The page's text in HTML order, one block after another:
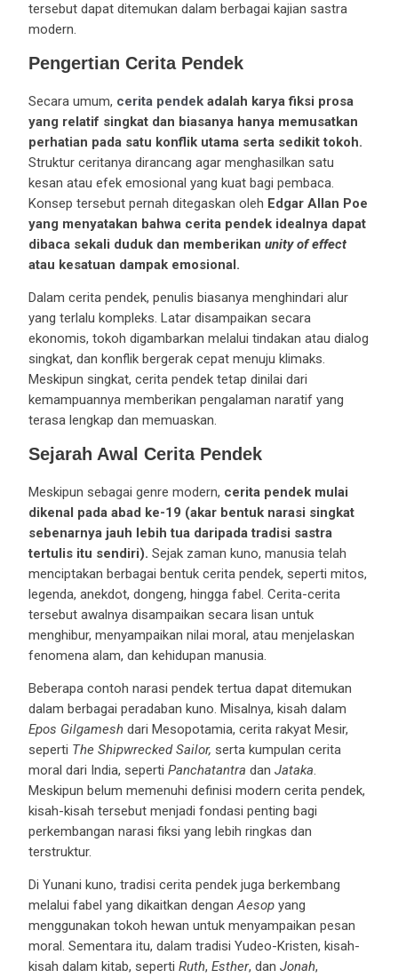
tersebut dapat ditemukan dalam berbagai kajian sastra
modern.
Pengertian Cerita Pendek
Secara umum, cerita pendekadalah karya fiksi prosa
yang relatif singkat dan biasanya hanya memusatkan
perhatian pada satu konflik utama serta sedikit tokoh.
Struktur ceritanya dirancang agar menghasilkan satu
kesan atau efek emosional yang kuat bagi pembaca.
Konsep tersebut pernah ditegaskan oleh Edgar Allan Poe
yang menyatakan bahwa cerita pendek idealnya dapat
dibaca sekali duduk dan memberikan unity of effect
atau kesatuan dampak emosional.
Dalam cerita pendek, penulis biasanya menghindari alur
yang terlalu kompleks. Latar disampaikan secara
ekonomis, tokoh digambarkan melalui tindakan atau dialog
singkat, dan konflik bergerak cepat menuju klimaks.
Meskipun singkat, cerita pendek tetap dinilai dari
kemampuannya memberikan pengalaman naratif yang
terasa lengkap dan memuaskan.
Sejarah Awal Cerita Pendek
Meskipun sebagai genre modern, cerita pendek mulai
dikenal pada abad ke-19 (akar bentuk narasi singkat
sebenarnya jauh lebih tua daripada tradisi sastra
tertulis itu sendiri). Sejak zaman kuno, manusia telah
menciptakan berbagai bentuk cerita pendek, seperti mitos,
legenda, anekdot, dongeng, hingga fabel. Cerita-cerita
tersebut awalnya disampaikan secara lisan untuk
menghibur, menyampaikan nilai moral, atau menjelaskan
fenomena alam, dan kehidupan manusia.
Beberapa contoh narasi pendek tertua dapat ditemukan
dalam berbagai peradaban kuno. Misalnya, kisah dalam
Epos Gilgameshdari Mesopotamia, cerita rakyat Mesir,
seperti The Shipwrecked Sailor, serta kumpulan cerita
moral dari India, seperti Panchatantra dan Jataka.
Meskipun belum memenuhi definisi modern cerita pendek,
kisah-kisah tersebut menjadi fondasi penting bagi
perkembangan narasi fiksi yang lebih ringkas dan
terstruktur.
Di Yunani kuno, tradisi cerita pendek juga berkembang
melalui fabel yang dikaitkan denganAesopyang
menggunakan tokoh hewan untuk menyampaikan pesan
moral. Sementara itu, dalam tradisi Yudeo-Kristen, kisah-
kisah dalam kitab, seperti Ruth, Esther, dan Jonah,